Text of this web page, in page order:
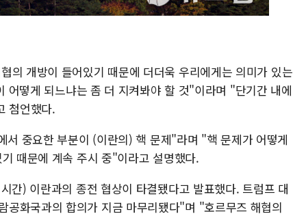
의 개방이 들어있기 때문에 더더욱 우리에게는 의미가 있는
떻게 되느냐는 좀 더 지켜봐야 할 것"이라며 "단기간 내에
첨언했다.
중요한 부분이 (이란의) 핵 문제"라며 "핵 문제가 어떻게
때문에 계속 주시 중"이라고 설명했다.
간) 이란과의 종전 협상이 타결됐다고 발표했다. 트럼프 대
공화국과의 합의가 지금 마무리됐다"며 "호르무즈 해협의